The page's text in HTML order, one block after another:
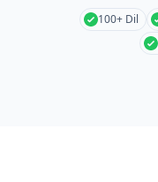
100+ Dil